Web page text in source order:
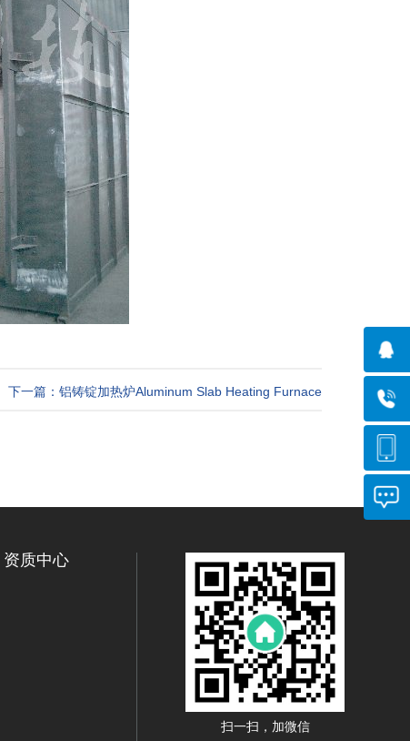
下一篇：铝铸锭加热炉Aluminum Slab Heating Furnace
资质中心
扫一扫，加微信